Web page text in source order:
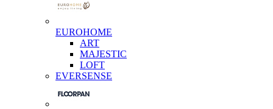
EUROHOME
ART
MAJESTIC
LOFT
EVERSENSE